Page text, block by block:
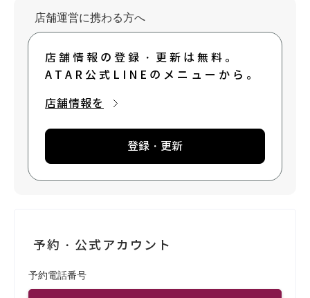
店舗運営に携わる方へ
店舗情報の登録・更新は無料。
ATAR公式LINEのメニューから。
店舗情報を
登録・更新
予約・公式アカウント
予約電話番号